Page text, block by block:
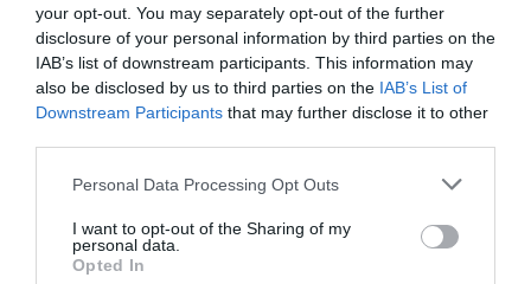
your opt-out. You may separately opt-out of the further
disclosure of your personal information by third parties on the
IAB’s list of downstream participants. This information may
also be disclosed by us to third parties on the IAB’s List of
Downstream Participants that may further disclose it to other
Personal Data Processing Opt Outs
I want to opt-out of the Sharing of my
personal data.
Opted In
extranjero, encabezando el mercado americano
que recupera su primera posición, representando
más de un 25% del mercado internacional,
seguido por los mercados inglés y francés. La
familia Clos considera positivos estos datos y los
supedita al servicio personalizado y flexible que
establecimientos. “Escuchamos a nuestros
huéspedes y nos adaptamos a sus necesidades –